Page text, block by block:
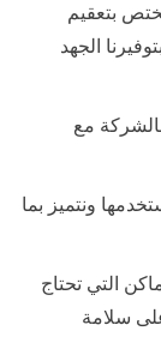
بتعقيم
الجهد
بالشركة مع
ونتميز بما
التي تحتاج
سلامة